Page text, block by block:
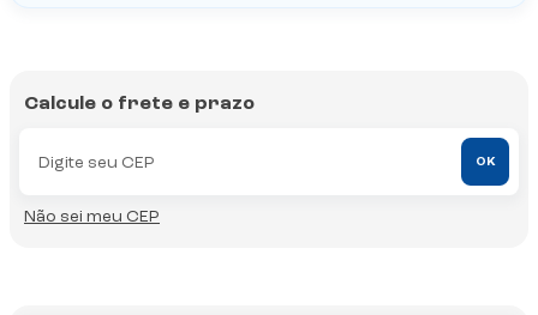
Calcule o frete e prazo
OK
Não sei meu CEP